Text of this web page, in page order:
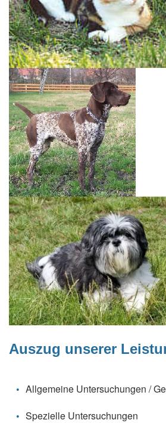
Auszug unserer
Allgemeine Untersuchungen /
Spezielle Untersuchungen